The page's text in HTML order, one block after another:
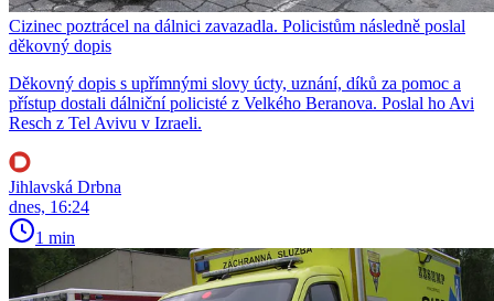
Cizinec poztrácel na dálnici zavazadla. Policistům následně poslal
děkovný dopis
Děkovný dopis s upřímnými slovy úcty, uznání, díků za pomoc a
přístup dostali dálniční policisté z Velkého Beranova. Poslal ho Avi
Resch z Tel Avivu v Izraeli.
Jihlavská Drbna
dnes, 16:24
1 min